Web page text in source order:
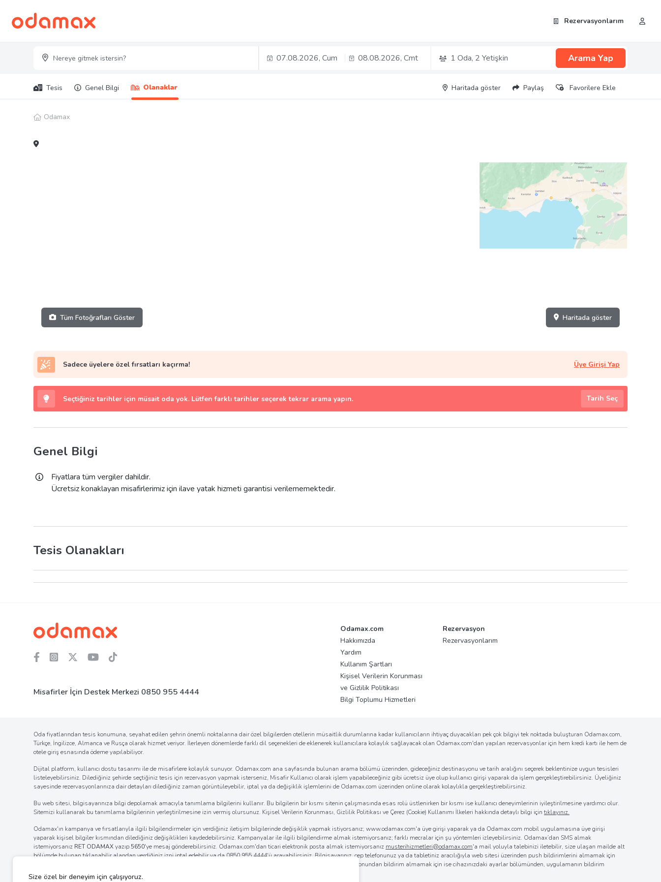
Rezervasyonlarım
07.08.2026, Cum 08.08.2026, Cmt 1 Oda, 2 Yetişkin Arama Yap
Tesis Genel Bilgi Olanaklar Haritada göster Paylaş Favorilere Ekle
Odamax
Tüm Fotoğrafları Göster Haritada göster
Sadece üyelere özel fırsatları kaçırma! Üye Girişi Yap
Seçtiğiniz tarihler için müsait oda yok. Lütfen farklı tarihler seçerek tekrar arama yapın. Tarih Seç
Genel Bilgi
Fiyatlara tüm vergiler dahildir.
Ücretsiz konaklayan misafirlerimiz için ilave yatak hizmeti garantisi verilememektedir.
Tesis Olanakları
Misafirler İçin Destek Merkezi 0850 955 4444
Odamax.com
Hakkımızda
Yardım
Kullanım Şartları
Kişisel Verilerin Korunması
ve Gizlilik Politikası
Bilgi Toplumu Hizmetleri
Rezervasyon
Rezervasyonlarım
Oda fiyatlarından tesis konumuna, seyahat edilen şehrin önemli noktalarına dair özel bilgilerden otellerin müsaitlik durumlarına kadar kullanıcıların ihtiyaç duyacakları pek çok bilgiyi tek noktada buluşturan Odamax.com,
Türkçe, İngilizce, Almanca ve Rusça olarak hizmet veriyor. İlerleyen dönemlerde farklı dil seçenekleri de eklenerek kullanıcılara kolaylık sağlayacak olan Odamax.com'dan yapılan rezervasyonlar için hem kredi kartı ile hem de
otele giriş esnasında ödeme yapılabiliyor.
Dijital platform, kullanıcı dostu tasarımı ile de misafirlere kolaylık sunuyor. Odamax.com ana sayfasında bulunan arama bölümü üzerinden, gideceğiniz destinasyonu ve tarih aralığını seçerek beklentinize uygun tesisleri
listeleyebilirsiniz. Dilediğiniz şehirde seçtiğiniz tesis için rezervasyon yapmak isterseniz, Misafir Kullanıcı olarak işlem yapabileceğiniz gibi ücretsiz üye olup kullanıcı girişi yaparak da işlem gerçekleştirebilirsiniz. Üyeliğiniz
sayesinde rezervasyonlarınıza dair detayları dilediğiniz zaman görüntüleyebilir, iptal ya da değişiklik işlemlerini de Odamax.com üzerinden online olarak kolaylıkla gerçekleştirebilirsiniz.
Bu web sitesi, bilgisayarınıza bilgi depolamak amacıyla tanımlama bilgilerini kullanır. Bu bilgilerin bir kısmı sitenin çalışmasında esas rolü üstlenirken bir kısmı ise kullanıcı deneyimlerinin iyileştirilmesine yardımcı olur.
Sitemizi kullanarak bu tanımlama bilgilerinin yerleştirilmesine izin vermiş olursunuz. Kişisel Verilerin Korunması, Gizlilik Politikası ve Çerez (Cookie) Kullanımı İlkeleri hakkında detaylı bilgi için tıklayınız.
Odamax'ın kampanya ve fırsatlarıyla ilgili bilgilendirmeler için verdiğiniz iletişim bilgilerinde değişiklik yapmak istiyorsanız; www.odamax.com'a üye girişi yaparak ya da Odamax.com mobil uygulamasına üye girişi
yaparak kişisel bilgiler kısmından dilediğiniz değişiklikleri kaydedebilirsiniz. Kampanyalar ile ilgili bilgilendirme almak istemiyorsanız; farklı mecralar için şu yöntemleri izleyebilirsiniz. Odamax’dan SMS almak
istemiyorsanız RET ODAMAXyazıp5650'ye mesaj gönderebilirsiniz. Odamax.com'dan ticari elektronik posta almak istemiyorsanız musterihizmetleri@odamax.com'a mail yoluyla talebinizi iletebilir, size ulaşan mailde alt
bölümde bulunan tıklanabilir alandan verdiğiniz izni iptal edebilir ya da 0850 955 4444'ü arayabilirsiniz. Bilgisayarınız, cep telefonunuz ya da tabletiniz aracılığıyla web sitesi üzerinden push bildirimlerini almamak için
internet tarayıcınızın ayarlar bölümünden bildirim izinlerinin kaldırılmasını sağlayabilirsiniz. Odamax.com mobil aplikasyonundan bildirim almamak için ise cihazınızdaki ayarlar bölümünden, uygulamanın bildirim
ayarlarını değiştirerek bildirim alımına engel olabilirsiniz.